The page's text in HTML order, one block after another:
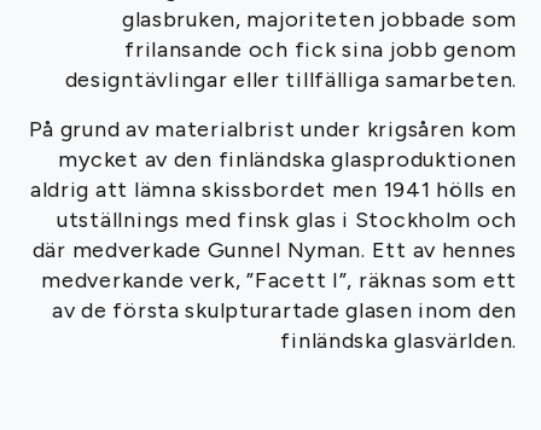
glasbruken, majoriteten jobbade som
frilansande och fick sina jobb genom
designtävlingar eller tillfälliga samarbeten.
På grund av materialbrist under krigsåren kom
mycket av den finländska glasproduktionen
aldrig att lämna skissbordet men 1941 hölls en
utställnings med finsk glas i Stockholm och
där medverkade Gunnel Nyman. Ett av hennes
medverkande verk, ”Facett I”, räknas som ett
av de första skulpturartade glasen inom den
finländska glasvärlden.